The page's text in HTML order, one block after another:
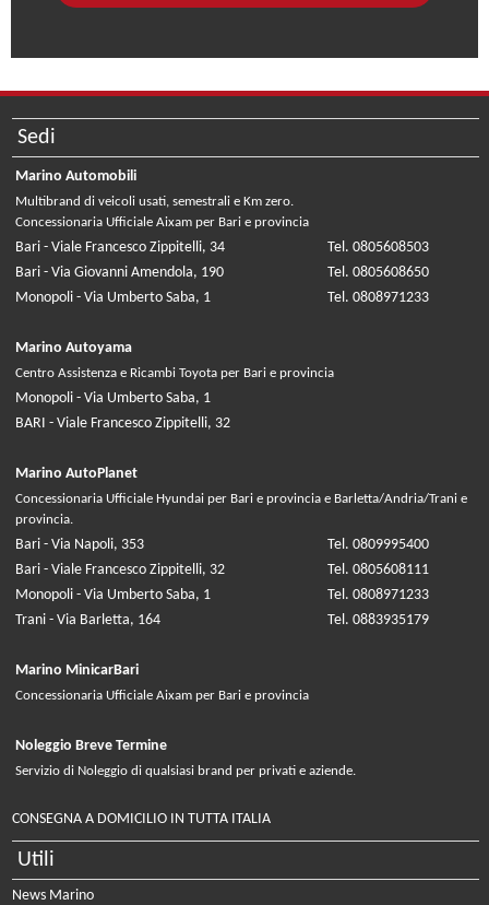
Sedi
Marino Automobili
Multibrand di veicoli usati, semestrali e Km zero.
Concessionaria Ufficiale Aixam per Bari e provincia
Bari - Viale Francesco Zippitelli, 34
Tel. 0805608503
Bari - Via Giovanni Amendola, 190
Tel. 0805608650
Monopoli - Via Umberto Saba, 1
Tel. 0808971233
Marino Autoyama
Centro Assistenza e Ricambi Toyota per Bari e provincia
Monopoli - Via Umberto Saba, 1
BARI - Viale Francesco Zippitelli, 32
Marino AutoPlanet
Concessionaria Ufficiale Hyundai per Bari e provincia e Barletta/Andria/Trani e
provincia.
Bari - Via Napoli, 353
Tel. 0809995400
Bari - Viale Francesco Zippitelli, 32
Tel. 0805608111
Monopoli - Via Umberto Saba, 1
Tel. 0808971233
Trani - Via Barletta, 164
Tel. 0883935179
Marino MinicarBari
Concessionaria Ufficiale Aixam per Bari e provincia
Noleggio Breve Termine
Servizio di Noleggio di qualsiasi brand per privati e aziende.
CONSEGNA A DOMICILIO IN TUTTA ITALIA
Utili
News Marino